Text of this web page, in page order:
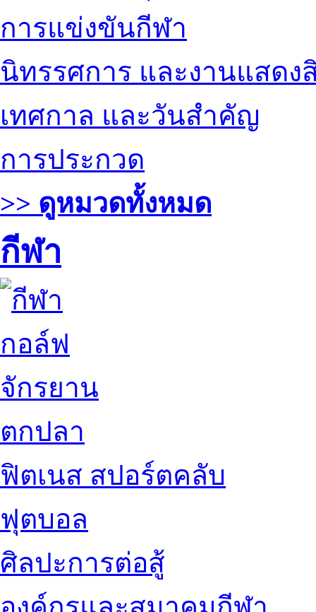
การแข่งขันกีฬา
นิทรรศการ และงานแสดง
เทศกาล และวันสำคัญ
การประกวด
>> ดูหมวดทั้งหมด
กีฬา
กอล์ฟ
จักรยาน
ตกปลา
ฟิตเนส สปอร์ตคลับ
ฟุตบอล
ศิลปะการต่อสู้